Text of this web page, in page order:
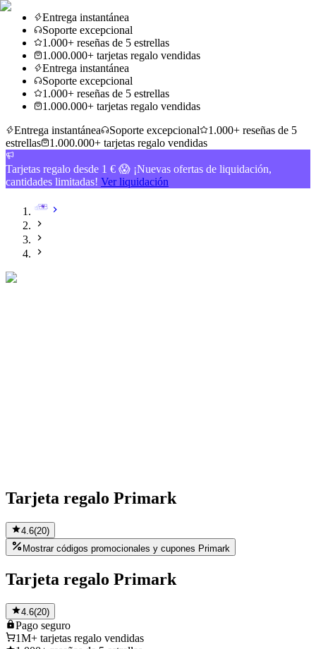
Entrega instantánea
Soporte excepcional
1.000+ reseñas de 5 estrellas
1.000.000+ tarjetas regalo vendidas
Entrega instantánea
Soporte excepcional
1.000+ reseñas de 5 estrellas
1.000.000+ tarjetas regalo vendidas
Entrega instantánea
Soporte excepcional
1.000+ reseñas de 5
estrellas
1.000.000+ tarjetas regalo vendidas
Tarjetas regalo desde 1 € 😱 ¡Nuevas ofertas de liquidación,
cantidades limitadas! Ver liquidación
Tarjeta regalo Primark
4.6(20)
Mostrar códigos promocionales y cupones Primark
Tarjeta regalo Primark
4.6(20)
Pago seguro
1M+ tarjetas regalo vendidas